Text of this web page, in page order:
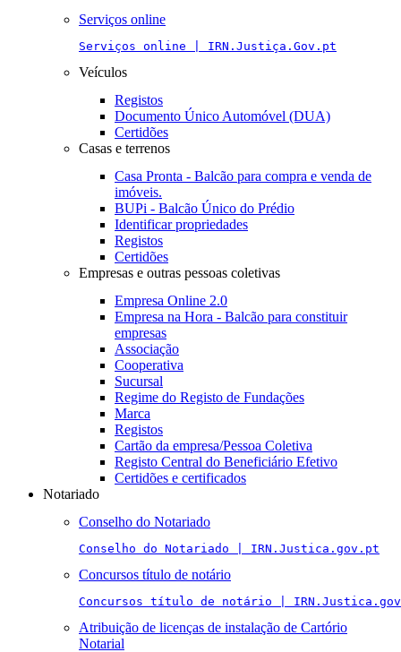
Serviços online
Serviços online | IRN.Justiça.Gov.pt
Veículos
Registos
Documento Único Automóvel (DUA)
Certidões
Casas e terrenos
Casa Pronta - Balcão para compra e venda de
imóveis.
BUPi - Balcão Único do Prédio
Identificar propriedades
Registos
Certidões
Empresas e outras pessoas coletivas
Empresa Online 2.0
Empresa na Hora - Balcão para constituir
empresas
Associação
Cooperativa
Sucursal
Regime do Registo de Fundações
Marca
Registos
Cartão da empresa/Pessoa Coletiva
Registo Central do Beneficiário Efetivo
Certidões e certificados
Notariado
Conselho do Notariado
Conselho do Notariado | IRN.Justica.gov.pt
Concursos título de notário
Concursos título de notário |
Atribuição de licenças de instalação de Cartório
Notarial